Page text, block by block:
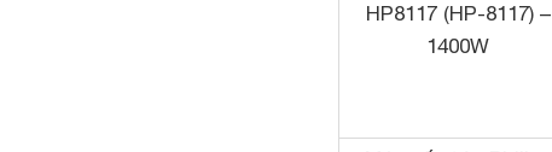
HP8117 (HP-8117) –
1400W